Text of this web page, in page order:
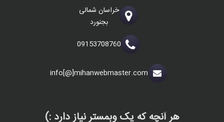
خراسان شمالی
بجنورد
09153708760
info[@]mihanwebmaster.com
هر آنچه که یک وبمستر نیاز دارد :)